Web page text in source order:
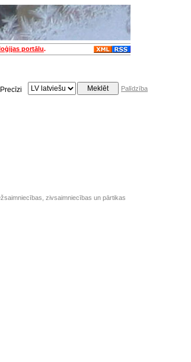
portālu.
Precīzi
Palīdzība
zivsaimniecības un pārtikas